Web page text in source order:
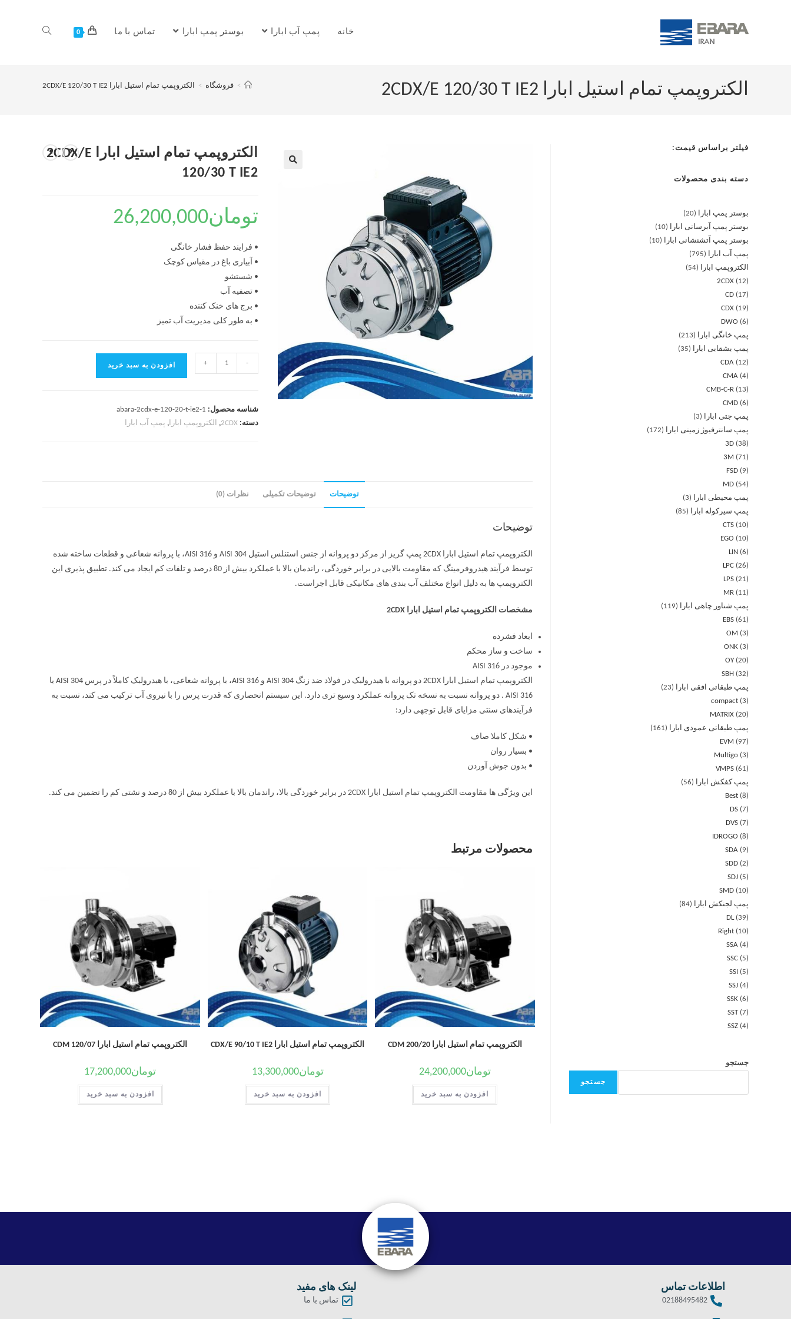
خانه پمپ آب ابارا بوستر پمپ ابارا تماس با ما 0
الکتروپمپ تمام استیل ابارا 2CDX/E 120/30 T IE2 > فروشگاه > الکتروپمپ تمام استیل ابارا 2CDX/E 120/30 T IE2
الکتروپمپ تمام استیل ابارا 2CDX/E
120/30 T IE2
تومان26,200,000
• فرایند حفظ فشار خانگی
• آبیاری باغ در مقیاس کوچک
• شستشو
• تصفیه آب
• برج های خنک کننده
• به طور کلی مدیریت آب تمیز
-
+ افزودن به سبد خرید
شناسه محصول: abara-2cdx-e-120-20-t-ie2-1
دسته:2CDX
, الکتروپمپ ابارا, پمپ آب ابارا
توضیحات توضیحات تکمیلی نظرات (0)
توضیحات
الکتروپمپ تمام استیل ابارا 2CDX پمپ گریز از مرکز دو پروانه از جنس استنلس استیل AISI 304 و AISI 316، با پروانه شعاعی و قطعات ساخته شده
توسط فرآیند هیدروفرمینگ که مقاومت بالایی در برابر خوردگی، راندمان بالا با عملکرد بیش از 80 درصد و تلفات کم ایجاد می کند. تطبیق پذیری این
الکتروپمپ ها به دلیل انواع مختلف آب بندی های مکانیکی قابل اجراست.
مشخصات الکتروپمپ تمام استیل ابارا 2CDX
ابعاد فشرده
ساخت و ساز محکم
موجود در AISI 316
الکتروپمپ تمام استیل ابارا 2CDX دو پروانه با هیدرولیک در فولاد ضد زنگ AISI 304 و AISI 316، با پروانه شعاعی، با هیدرولیک کاملاً در پرس AISI 304 یا
AISI 316 . دو پروانه نسبت به نسخه تک پروانه عملکرد وسیع تری دارد. این سیستم انحصاری که قدرت پرس را با نیروی آب ترکیب می کند، نسبت به
فرآیندهای سنتی مزایای قابل توجهی دارد:
• شکل کاملا صاف
• بسیار روان
• بدون جوش آوردن
این ویژگی ها مقاومت الکتروپمپ تمام استیل ابارا 2CDX در برابر خوردگی بالا، راندمان بالا با عملکرد بیش از 80 درصد و نشتی کم را تضمین می کند.
محصولات مرتبط
الکتروپمپ تمام استیل ابارا CDM 200/20
تومان24,200,000
افزودن به سبد خرید
الکتروپمپ تمام استیل ابارا CDX/E 90/10 T IE2
تومان13,300,000
افزودن به سبد خرید
الکتروپمپ تمام استیل ابارا CDM 120/07
تومان17,200,000
افزودن به سبد خرید
فیلتر براساس قیمت:
دسته بندی محصولات
بوستر پمپ ابارا
20
بوستر پمپ آبرسانی ابارا
10
بوستر پمپ آتشنشانی ابارا
10
پمپ آب ابارا
795
الکتروپمپ ابارا
54
2CDX
12
CD
17
CDX
19
DWO
6
پمپ خانگی ابارا
213
پمپ بشقابی ابارا
35
CDA
12
CMA 4
CMB-C-R
13
CMD 6
پمپ جتی ابارا
3
پمپ سانترفیوژ زمینی ابارا
172
3D 38
3M
71
FSD
9
MD
54
پمپ محیطی ابارا
3
پمپ سیرکوله ابارا
85
CTS
10
EGO
10
LIN 6
LPC 26
LPS 21
MR
11
پمپ شناور چاهی ابارا
119
EBS 61
OM
3
ONK 3
OY 20
SBH 32
پمپ طبقاتی افقی ابارا
23
compact 3
MATRIX 20
پمپ طبقاتی عمودی ابارا
161
EVM
97
Multigo 3
VMPS 61
پمپ کفکش ابارا
56
Best 8
DS 7
DVS 7
IDROGO
8
SDA
9
SDD 2
SDJ
5
SMD
10
پمپ لجنکش ابارا
84
DL 39
Right
10
SSA 4
SSC
5
SSI
5
SSJ 4
SSK 6
SST 7
SSZ 4
جستجو
جستجو
اطلاعات تماس
02188495482
لینک های مفید
تماس با ما